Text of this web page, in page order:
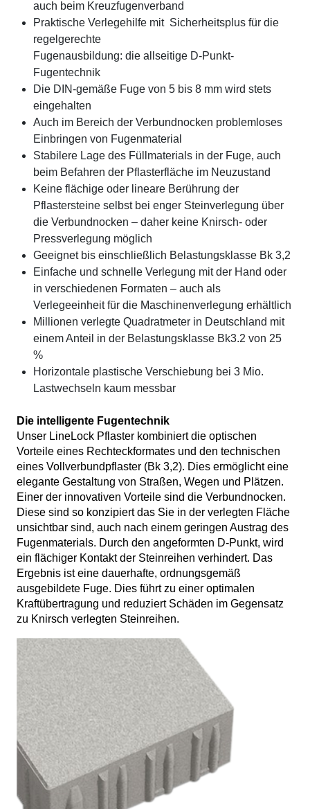
auch beim Kreuzfugenverband
Praktische Verlegehilfe mit Sicherheitsplus für die
regelgerechte
Fugenausbildung: die allseitige D-Punkt-
Fugentechnik
Die DIN-gemäße Fuge von 5 bis 8 mm wird stets
eingehalten
Auch im Bereich der Verbundnocken problemloses
Einbringen von Fugenmaterial
Stabilere Lage des Füllmaterials in der Fuge, auch
beim Befahren der Pflasterfläche im Neuzustand
Keine flächige oder lineare Berührung der
Pflastersteine selbst bei enger Steinverlegung über
die Verbundnocken – daher keine Knirsch- oder
Pressverlegung möglich
Geeignet bis einschließlich Belastungsklasse Bk 3,2
Einfache und schnelle Verlegung mit der Hand oder
in verschiedenen Formaten – auch als
Verlegeeinheit für die Maschinenverlegung erhältlich
Millionen verlegte Quadratmeter in Deutschland mit
einem Anteil in der Belastungsklasse Bk3.2 von 25
%
Horizontale plastische Verschiebung bei 3 Mio.
Lastwechseln kaum messbar
Die intelligente Fugentechnik
Unser LineLock Pflaster kombiniert die optischen
Vorteile eines Rechteckformates und den technischen
eines Vollverbundpflaster (Bk 3,2). Dies ermöglicht eine
elegante Gestaltung von Straßen, Wegen und Plätzen.
Einer der innovativen Vorteile sind die Verbundnocken.
Diese sind so konzipiert das Sie in der verlegten Fläche
unsichtbar sind, auch nach einem geringen Austrag des
Fugenmaterials. Durch den angeformten D-Punkt, wird
ein flächiger Kontakt der Steinreihen verhindert. Das
Ergebnis ist eine dauerhafte, ordnungsgemäß
ausgebildete Fuge. Dies führt zu einer optimalen
Kraftübertragung und reduziert Schäden im Gegensatz
zu Knirsch verlegten Steinreihen.